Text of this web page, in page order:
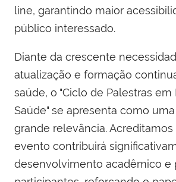
line, garantindo maior
público interessado.
Diante da crescente
atualização e formação
saúde, o "Ciclo de Palestras em
Saúde" se apresenta como
grande relevância.
evento contribuirá
desenvolvimento acadêmico e